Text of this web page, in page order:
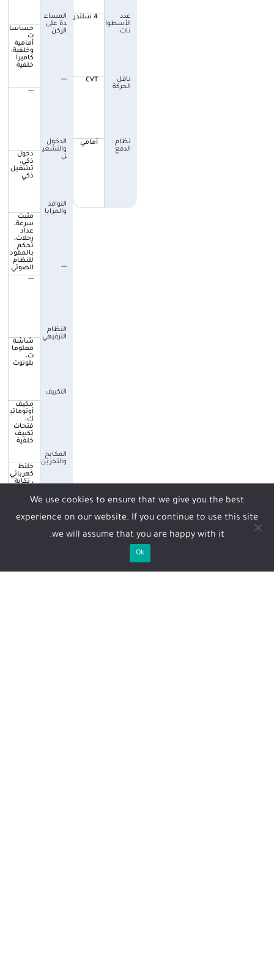
عدد
الأسطوا
نات
ناقل
الحركة
نظام
الدفع
4 سلندر
CVT
أمامي
المساع
دة على
الركن
---
الدخول
والتشغي
ل
النوافذ
والمرايا
---
النظام
الترفيهي
التكييف
المكابح
والتخزين
الشحن
حساسا
ت
أمامية
وخلفية،
كاميرا
خلفية
---
دخول
ذكي،
تشغيل
ذكي
مثبت
سرعة،
عداد
رحلات،
تحكم
بالمقود
للنظام
الصوتي
---
شاشة
معلوما
ت،
بلوتوث
مكيف
أوتوماتي
ك،
فتحات
تكييف
خلفية
جلنط
كهربائي
، تكاية
مع درج،
تكاية
مع
منفذين
We use cookies to ensure that we give you the best
experience on our website. If you continue to use this site
we will assume that you are happy with it.
Ok